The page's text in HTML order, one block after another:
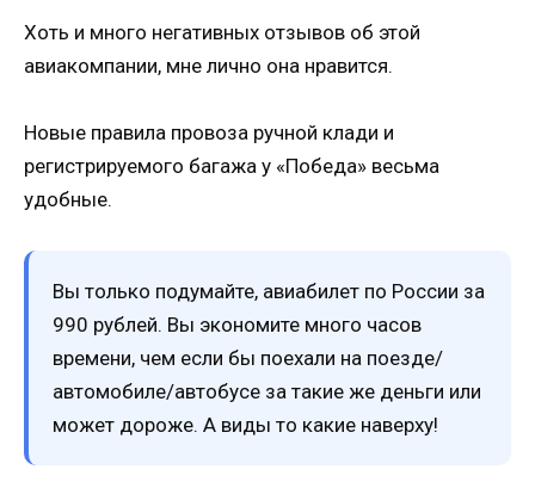
Хоть и много негативных отзывов об этой
авиакомпании, мне лично она нравится.
Новые правила провоза ручной клади и
регистрируемого багажа у «Победа» весьма
удобные.
Вы только подумайте, авиабилет по России за
990 рублей. Вы экономите много часов
времени, чем если бы поехали на поезде/
автомобиле/автобусе за такие же деньги или
может дороже. А виды то какие наверху!